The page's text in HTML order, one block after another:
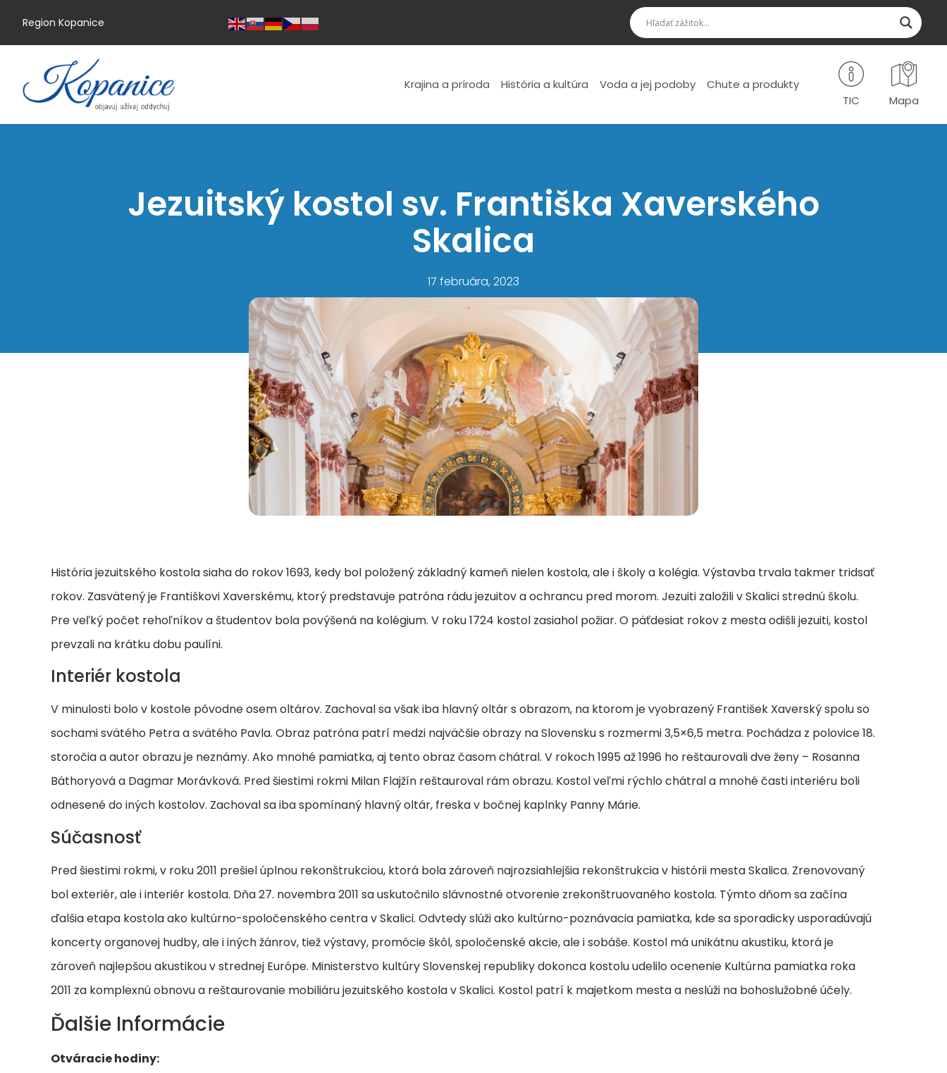
Region Kopanice
Krajina a príroda História a kultúra Voda a jej podoby
Chute a produkty
TIC
Mapa
Jezuitský kostol sv. Františka Xaverského
Skalica
17 februára, 2023
História jezuitského kostola siaha do rokov 1693, kedy bol položený základný kameň nielen kostola, ale i školy a kolégia. Výstavba trvala takmer tridsať
rokov. Zasvätený je Františkovi Xaverskému, ktorý predstavuje patróna rádu jezuitov a ochrancu pred morom. Jezuiti založili v Skalici strednú školu.
Pre veľký počet rehoľníkov a študentov bola povýšená na kolégium. V roku 1724 kostol zasiahol požiar. O päťdesiat rokov z mesta odišli jezuiti, kostol
prevzali na krátku dobu paulíni.
Interiér kostola
V minulosti bolo v kostole pôvodne osem oltárov. Zachoval sa však iba hlavný oltár s obrazom, na ktorom je vyobrazený František Xaverský spolu so
sochami svätého Petra a svätého Pavla. Obraz patróna patrí medzi najväčšie obrazy na Slovensku s rozmermi 3,5×6,5 metra. Pochádza z polovice 18.
storočia a autor obrazu je neznámy. Ako mnohé pamiatka, aj tento obraz časom chátral. V rokoch 1995 až 1996 ho reštaurovali dve ženy – Rosanna
Báthoryová a Dagmar Morávková. Pred šiestimi rokmi Milan Flajžín reštauroval rám obrazu. Kostol veľmi rýchlo chátral a mnohé časti interiéru boli
odnesené do iných kostolov. Zachoval sa iba spomínaný hlavný oltár, freska v bočnej kaplnky Panny Márie.
Súčasnosť
Pred šiestimi rokmi, v roku 2011 prešiel úplnou rekonštrukciou, ktorá bola zároveň najrozsiahlejšia rekonštrukcia v histórii mesta Skalica. Zrenovovaný
bol exteriér, ale i interiér kostola. Dňa 27. novembra 2011 sa uskutočnilo slávnostné otvorenie zrekonštruovaného kostola. Týmto dňom sa začína
ďalšia etapa kostola ako kultúrno-spoločenského centra v Skalici. Odvtedy slúži ako kultúrno-poznávacia pamiatka, kde sa sporadicky usporadúvajú
koncerty organovej hudby, ale i iných žánrov, tiež výstavy, promócie škôl, spoločenské akcie, ale i sobáše. Kostol má unikátnu akustiku, ktorá je
zároveň najlepšou akustikou v strednej Európe. Ministerstvo kultúry Slovenskej republiky dokonca kostolu udelilo ocenenie Kultúrna pamiatka roka
2011 za komplexnú obnovu a reštaurovanie mobiliáru jezuitského kostola v Skalici. Kostol patrí k majetkom mesta a neslúži na bohoslužobné účely.
Ďalšie Informácie
Otváracie hodiny: